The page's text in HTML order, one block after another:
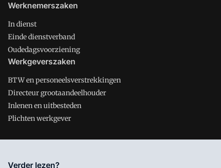
Werknemerszaken
In dienst
Einde dienstverband
Oudedagsvoorziening
Werkgeverszaken
BTW en personeelsverstrekkingen
Directeur grootaandeelhouder
Inlenen en uitbesteden
Plichten werkgever
Salarisnet is onderdeel van VMN media. Lees in
Verder lezen?